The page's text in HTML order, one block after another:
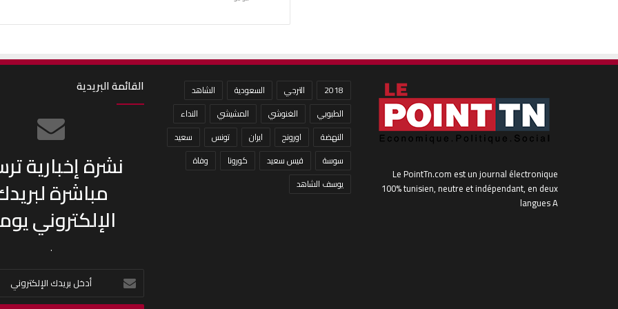
Le PointTn.com est un journal électronique
100% tunisien, neutre et indépendant, en deux
langues A
2018 الترجي السعودية
الشاهد
الطبوبي
الغنوشي المشيشي
النداء
النهضة
اورونج ايران تونس
سعيد
سوسة
قيس سعيد كورونا
وفاة
يوسف الشاهد
القائمة البريدية
نشرة إخبارية
مباشرة
الإلكتروني
.
أدخل
بريدك
الإلكتروني